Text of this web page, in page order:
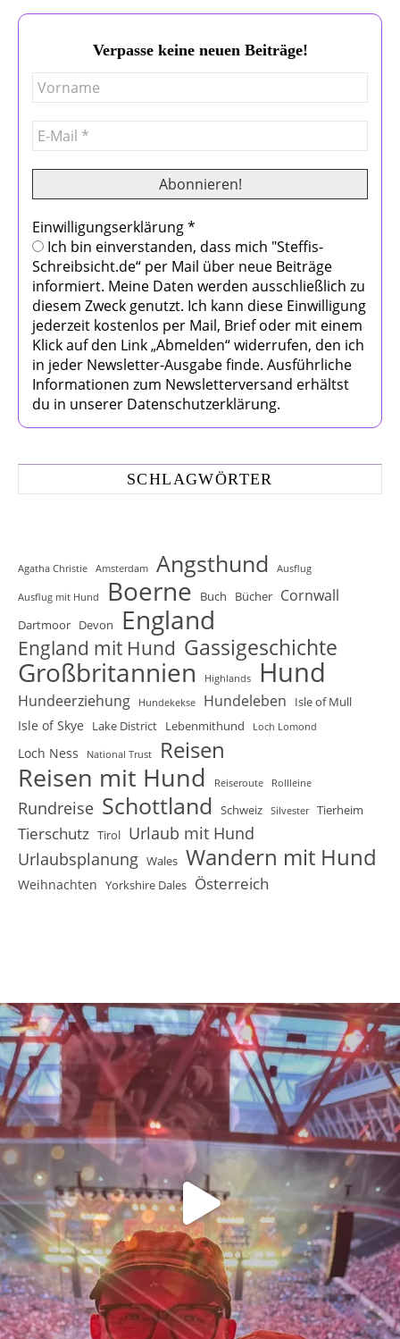
Verpasse keine neuen Beiträge!
Einwilligungserklärung*
Ich bin einverstanden, dass mich "Steffis-
Schreibsicht.de“ per Mail über neue Beiträge
informiert. Meine Daten werden ausschließlich zu
diesem Zweck genutzt. Ich kann diese Einwilligung
jederzeit kostenlos per Mail, Brief oder mit einem
Klick auf den Link „Abmelden“ widerrufen, den ich
in jeder Newsletter-Ausgabe finde. Ausführliche
Informationen zum Newsletterversand erhältst
du in unserer Datenschutzerklärung.
SCHLAGWÖRTER
Agatha Christie Amsterdam Angsthund Ausflug
Ausflug mit Hund Boerne Buch Bücher Cornwall
Dartmoor Devon England
England mit Hund Gassigeschichte
Großbritannien Highlands Hund
Hundeerziehung Hundekekse Hundeleben Isle of Mull
Isle of Skye Lake District Lebenmithund Loch Lomond
Loch Ness National Trust Reisen
Reisen mit Hund Reiseroute Rollleine
Rundreise Schottland Schweiz Silvester Tierheim
Tierschutz Tirol Urlaub mit Hund
Urlaubsplanung Wales Wandern mit Hund
Weihnachten Yorkshire Dales Österreich